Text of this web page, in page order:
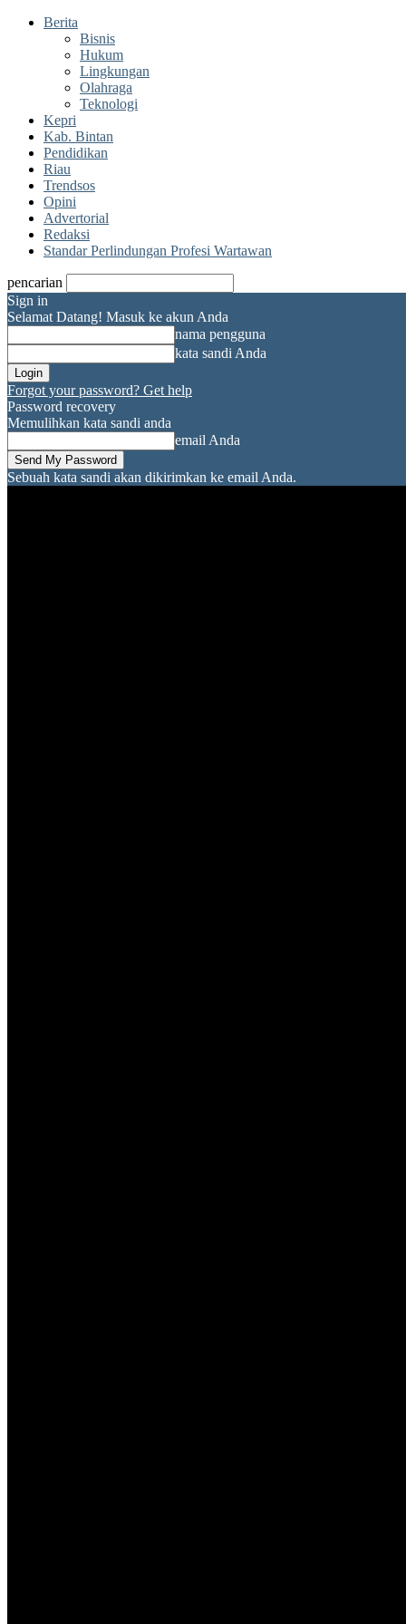
Berita
Bisnis
Hukum
Lingkungan
Olahraga
Teknologi
Kepri
Kab. Bintan
Pendidikan
Riau
Trendsos
Opini
Advertorial
Redaksi
Standar Perlindungan Profesi Wartawan
pencarian
Sign in
Selamat Datang! Masuk ke akun Anda
nama pengguna
kata sandi Anda
Forgot your password? Get help
Password recovery
Memulihkan kata sandi anda
email Anda
Sebuah kata sandi akan dikirimkan ke email Anda.